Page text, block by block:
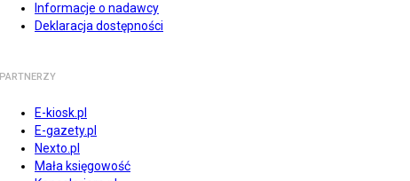
Informacje o nadawcy
Deklaracja dostępności
PARTNERZY
E-kiosk.pl
E-gazety.pl
Nexto.pl
Mała księgowość